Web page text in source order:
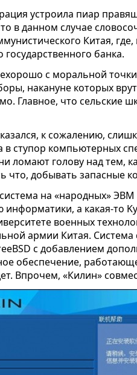
устроила пиар
в данном случае
Китая,
государственного банка.
с моральной
накануне которых
Главное, что сельские
к сожалению,
в ступор компьютерных
ломают голову над тем,
что, добывать запасные
на «народных»
а какая-то
военных
армии Китая. Система
с добавлением
обеспечение,
Впрочем, «Килин»